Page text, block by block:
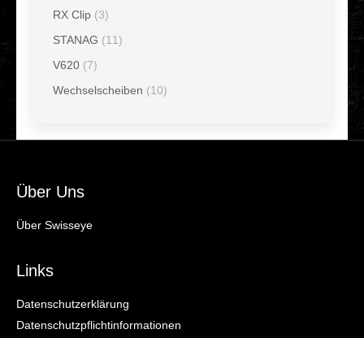
RX Clip (3)
STANAG (11)
V620 (7)
Wechselscheiben (10)
Über Uns
Über Swisseye
Links
Datenschutzerklärung
Datenschutzpflichtinformationen